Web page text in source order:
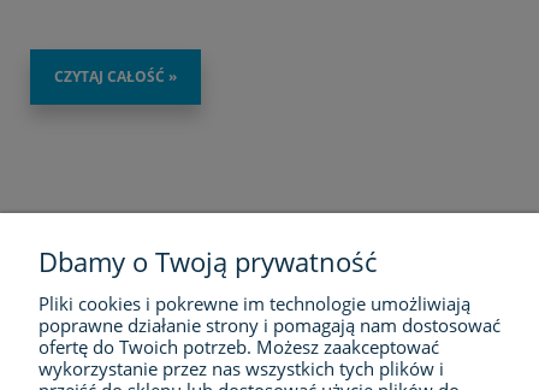
CZYTAJ CAŁOŚĆ »
FIRMA
ZAKUPY
Dbamy o Twoją prywatność
Pliki cookies i pokrewne im technologie umożliwiają
poprawne działanie strony i pomagają nam dostosować
ofertę do Twoich potrzeb. Możesz zaakceptować
wykorzystanie przez nas wszystkich tych plików i